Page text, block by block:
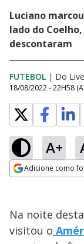
Luciano
lado do
descontaram
FUTEBOL | Do
18/08/2022 - 22H58
A+
Adicione como
Na noite
visitou o